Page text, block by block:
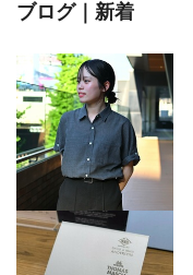
ブログ｜新着